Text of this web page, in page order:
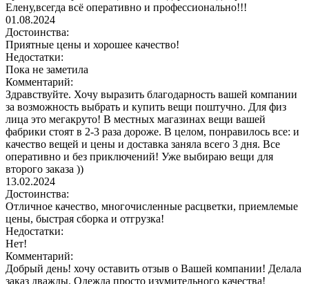
Елену,всегда всё оперативно и профессионально!!!
01.08.2024
Достоинства:
Приятные цены и хорошее качество!
Недостатки:
Пока не заметила
Комментарий:
Здравствуйте. Хочу выразить благодарность вашей компании
за возможность выбрать и купить вещи поштучно. Для физ
лица это мегакруто! В местных магазинах вещи вашей
фабрики стоят в 2-3 раза дороже. В целом, понравилось все: и
качество вещей и цены и доставка заняла всего 3 дня. Все
оперативно и без приключений! Уже выбираю вещи для
второго заказа ))
13.02.2024
Достоинства:
Отличное качество, многочисленные расцветки, приемлемые
цены, быстрая сборка и отгрузка!
Недостатки:
Нет!
Комментарий:
Добрый день! хочу оставить отзыв о Вашей компании! Делала
заказ дважды. Одежда просто изумительного качества!